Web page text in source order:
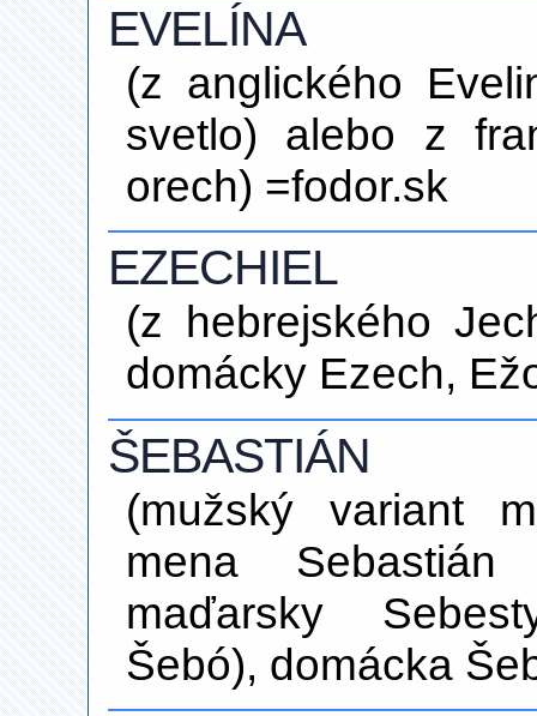
EVELÍNA
(z anglického
svetlo) alebo z
orech) =fodor.sk
EZECHIEL
(z hebrejského
domácky Ezech,
ŠEBASTIÁN
(mužský variant
mena Sebastián
maďarsky
Šebó), domácka